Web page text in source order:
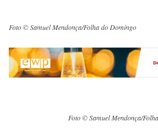
Foto © Samuel Mendonça/Folha do Domingo
Foto © Samuel Mendonça/